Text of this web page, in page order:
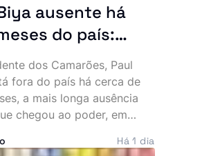
ausente há
do país:
mais velho
desaparece
pública e
exige
dos Camarões, Paul
fora do país há cerca de
a mais longa ausência
chegou ao poder, em
as críticas daHá 1 dia